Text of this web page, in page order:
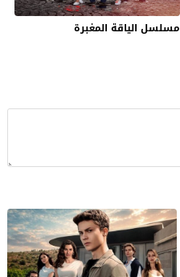
مسلسل الياقة المغبرة